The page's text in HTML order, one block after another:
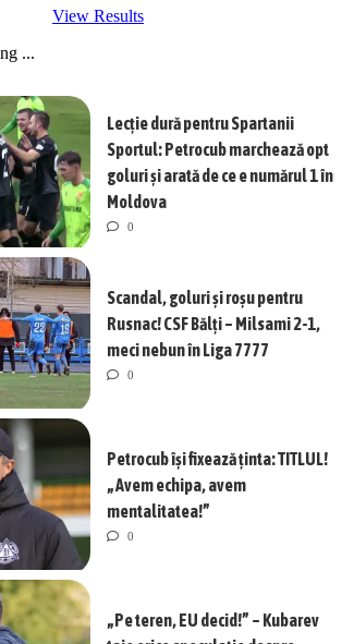
View Results
...
Lecție dură pentru Spartanii
Sportul: Petrocub marchează opt
goluri și arată de ce e numărul 1 în
Moldova
0
Scandal, goluri și roșu pentru
Rusnac! CSF Bălți – Milsami 2-1,
meci nebun în Liga 7777
0
Petrocub își fixează ținta: TITLUL!
„Avem echipa, avem
mentalitatea!”
0
„Pe teren, EU decid!” – Kubarev